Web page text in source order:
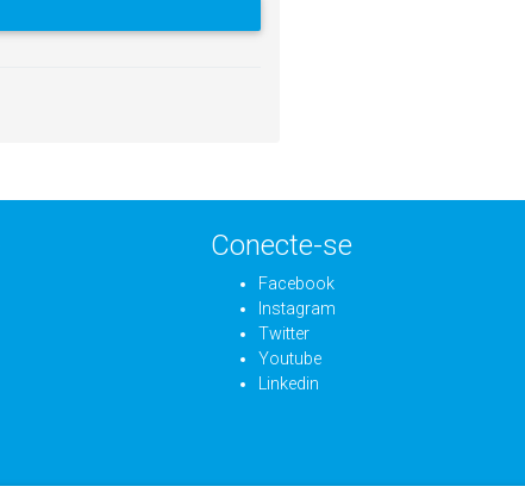
Conecte-se
Facebook
Instagram
Twitter
Youtube
Linkedin